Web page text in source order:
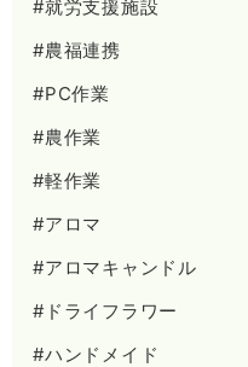
#就労支援施設
#農福連携
#PC作業
#農作業
#軽作業
#アロマ
#アロマキャンドル
#ドライフラワー
#ハンドメイド